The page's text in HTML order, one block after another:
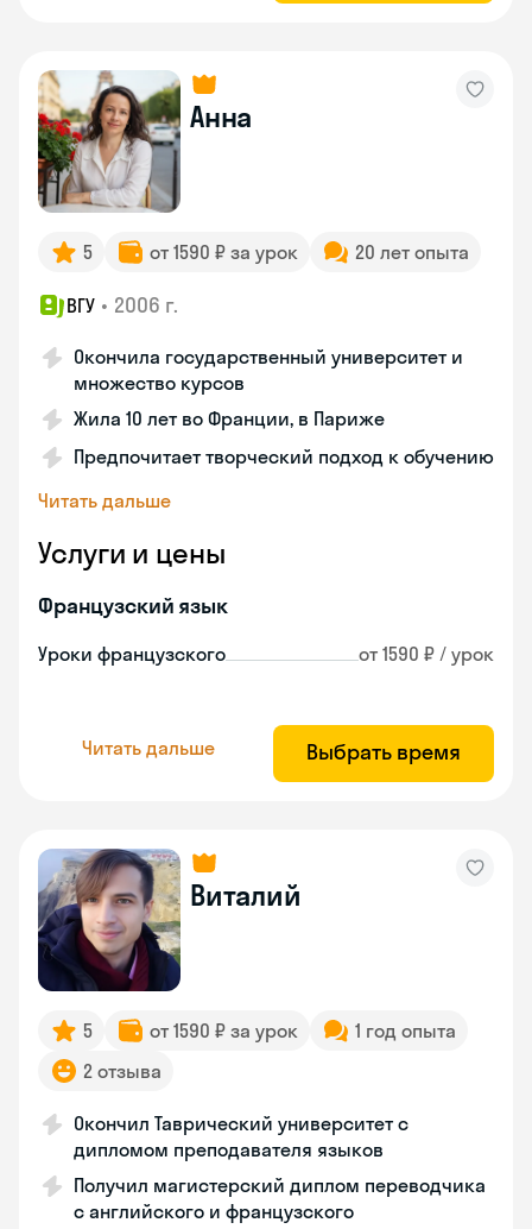
Анна
5 от 1590 ₽ за урок 20 лет опыта
ВГУ • 2006 г.
Окончила государственный университет и
множество курсов
Жила 10 лет во Франции, в Париже
Предпочитает творческий подход к обучению
Читать дальше
Услуги и цены
Французский язык
Уроки французского от 1590 ₽ / урок
Читать дальше Выбрать время
Виталий
5 от 1590 ₽ за урок
1 год опыта
2 отзыва
Окончил Таврический университет с
дипломом преподавателя языков
Получил магистерский диплом переводчика
с английского и французского